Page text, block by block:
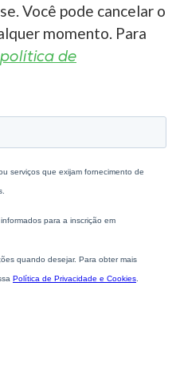
Você pode cancelar o
momento. Para
política de